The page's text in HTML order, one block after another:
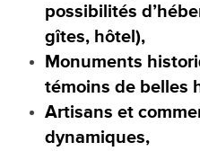
possibilités
gîtes, hôtel),
Monuments
témoins de belles
Artisans et
dynamiques,